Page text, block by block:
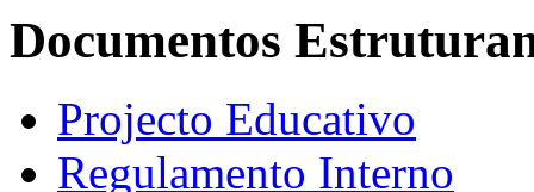
Documentos
Projecto Educativo
Regulamento Interno